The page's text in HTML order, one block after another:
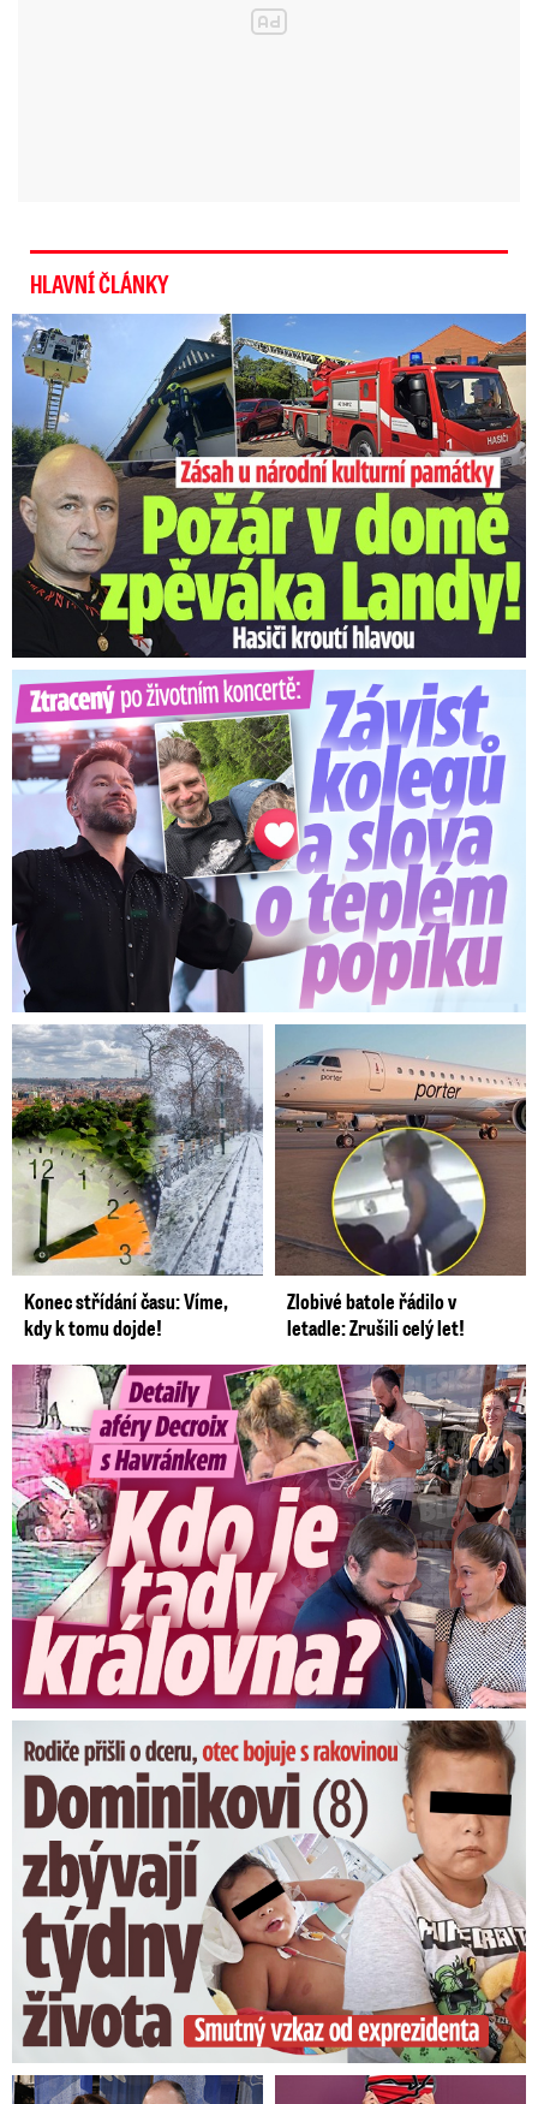
HLAVNÍ ČLÁNKY
U Daniela Landy hořelo! Hasiči kroutí hlavou
Ztracený po životním koncertě: Závist kolegů a teplý popík
Konec střídání času: Víme,
kdy k tomu dojde!
Zlobivé batole řádilo v
letadle: Zrušili celý let!
Detaily aféry Decroix s Havránkem: Kdo je tady královna?
Dominikovi (8) zbývají týdny života: Vzkaz od exprezidenta